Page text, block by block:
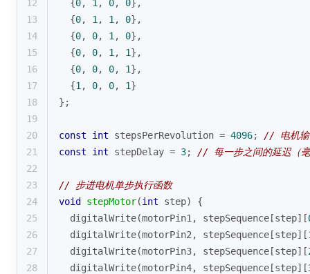
12
  {
0, 1 , 0, 0},
13
  {
0, 1 , 1 , 0},
14
  {
0, 0, 1 , 0},
15
  {
0, 0, 1 , 1},
16
  {
0, 0, 0, 1},
17
  {
1 , 0, 0, 1}
18
};
19
20
const int stepsPerRevolution = 4096; // 电机输
21
const int stepDelay = 3; // 每一步之间的延迟（
22
23
// 步进电机单步执行函数
24
void stepMotor(int step)
{
25
digitalWrite(motorPin1, stepSequence[step][
26
digitalWrite(motorPin2, stepSequence[step][
27
digitalWrite(motorPin3, stepSequence[step][
28
digitalWrite(motorPin4, stepSequence[step][